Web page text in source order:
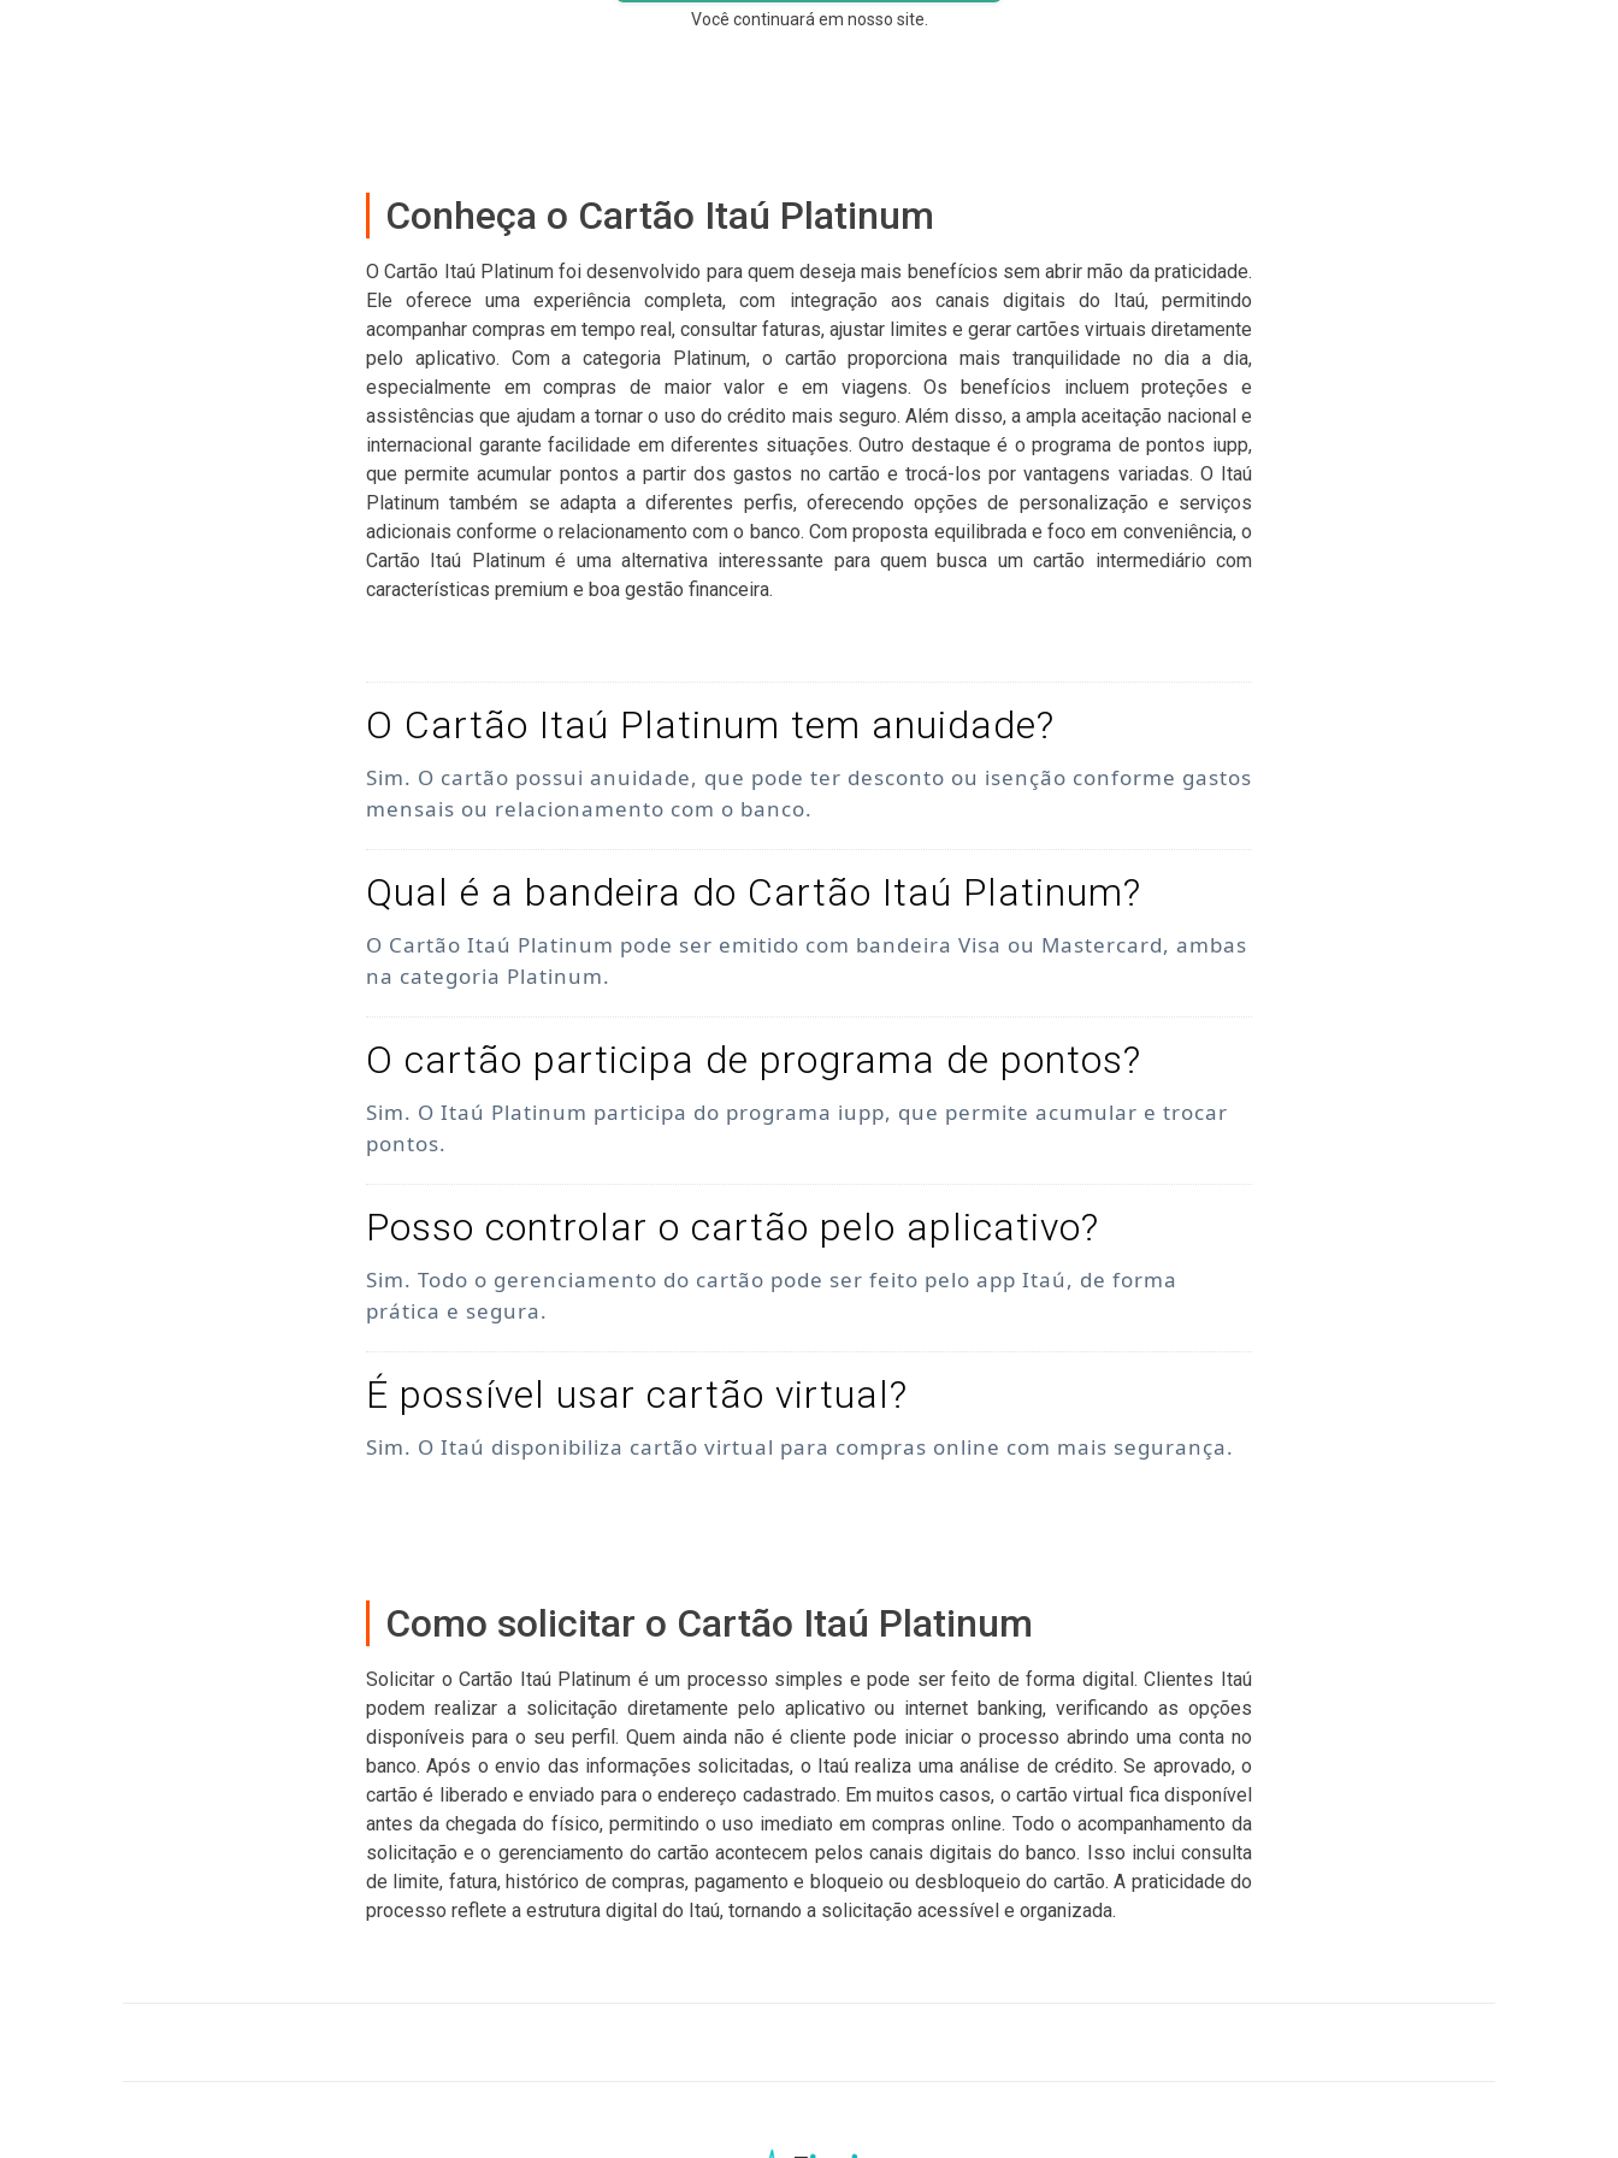
Você continuará em nosso site.
Conheça o Cartão Itaú Platinum
O Cartão Itaú Platinum foi desenvolvido para quem deseja mais benefícios sem abrir mão da praticidade.
Ele oferece uma experiência completa, com integração aos canais digitais do Itaú, permitindo
acompanhar compras em tempo real, consultar faturas, ajustar limites e gerar cartões virtuais diretamente
pelo aplicativo. Com a categoria Platinum, o cartão proporciona mais tranquilidade no dia a dia,
especialmente em compras de maior valor e em viagens. Os benefícios incluem proteções e
assistências que ajudam a tornar o uso do crédito mais seguro. Além disso, a ampla aceitação nacional e
internacional garante facilidade em diferentes situações. Outro destaque é o programa de pontos iupp,
que permite acumular pontos a partir dos gastos no cartão e trocá-los por vantagens variadas. O Itaú
Platinum também se adapta a diferentes perfis, oferecendo opções de personalização e serviços
adicionais conforme o relacionamento com o banco. Com proposta equilibrada e foco em conveniência, o
Cartão Itaú Platinum é uma alternativa interessante para quem busca um cartão intermediário com
características premium e boa gestão financeira.
O Cartão Itaú Platinum tem anuidade?
Sim. O cartão possui anuidade, que pode ter desconto ou isenção conforme gastos
mensais ou relacionamento com o banco.
Qual é a bandeira do Cartão Itaú Platinum?
O Cartão Itaú Platinum pode ser emitido com bandeira Visa ou Mastercard, ambas
na categoria Platinum.
O cartão participa de programa de pontos?
Sim. O Itaú Platinum participa do programa iupp, que permite acumular e trocar
pontos.
Posso controlar o cartão pelo aplicativo?
Sim. Todo o gerenciamento do cartão pode ser feito pelo app Itaú, de forma
prática e segura.
É possível usar cartão virtual?
Sim. O Itaú disponibiliza cartão virtual para compras online com mais segurança.
Como solicitar o Cartão Itaú Platinum
Solicitar o Cartão Itaú Platinum é um processo simples e pode ser feito de forma digital. Clientes Itaú
podem realizar a solicitação diretamente pelo aplicativo ou internet banking, verificando as opções
disponíveis para o seu perfil. Quem ainda não é cliente pode iniciar o processo abrindo uma conta no
banco. Após o envio das informações solicitadas, o Itaú realiza uma análise de crédito. Se aprovado, o
cartão é liberado e enviado para o endereço cadastrado. Em muitos casos, o cartão virtual fica disponível
antes da chegada do físico, permitindo o uso imediato em compras online. Todo o acompanhamento da
solicitação e o gerenciamento do cartão acontecem pelos canais digitais do banco. Isso inclui consulta
de limite, fatura, histórico de compras, pagamento e bloqueio ou desbloqueio do cartão. A praticidade do
processo reflete a estrutura digital do Itaú, tornando a solicitação acessível e organizada.